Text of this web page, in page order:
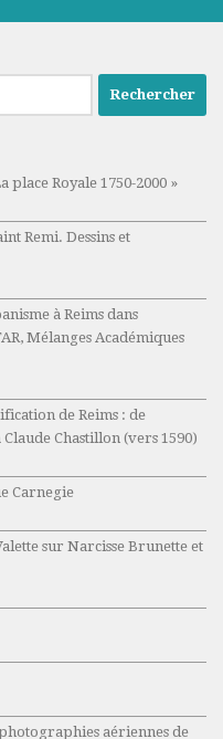
place Royale 1750-2000 »
Remi. Dessins et
à Reims dans
Mélanges Académiques
de Reims : de
Chastillon (vers 1590)
Carnegie
sur Narcisse Brunette et
aériennes de